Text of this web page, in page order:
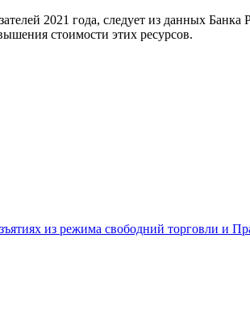
2021 года, следует из данных Банка
стоимости этих ресурсов.
из режима свободний торговли и